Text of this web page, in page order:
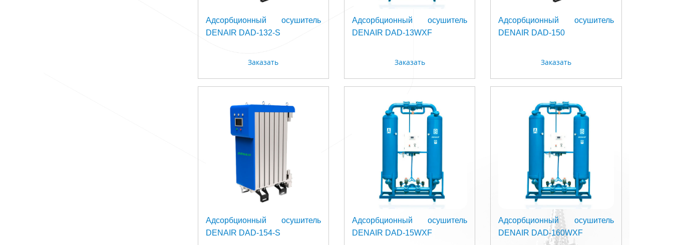
Адсорбционный осушитель
DENAIR DAD-132-S
Заказать
Адсорбционный осушитель
DENAIR DAD-13WXF
Заказать
Адсорбционный осушитель
DENAIR DAD-150
Заказать
Адсорбционный осушитель
DENAIR DAD-154-S
Адсорбционный осушитель
DENAIR DAD-15WXF
Адсорбционный осушитель
DENAIR DAD-160WXF